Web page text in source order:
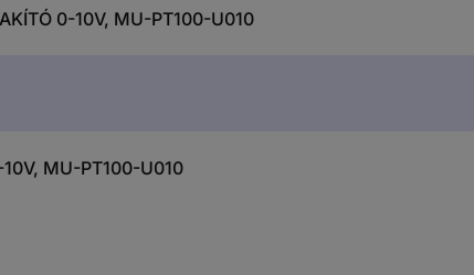
0-10V, MU-PT100-U010
MU-PT100-U010